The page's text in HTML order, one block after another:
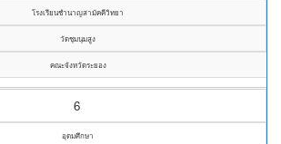
โรงเรียนชำนาญสามัคคีวิทยา
วัดชุมนุมสูง
คณะจังหวัดระยอง
6
อุดมศึกษา